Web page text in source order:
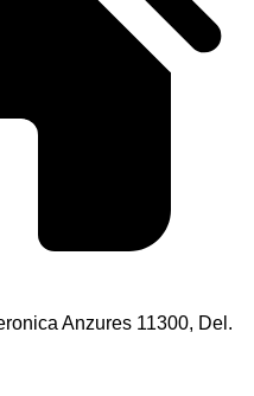
Anzures 11300, Del.